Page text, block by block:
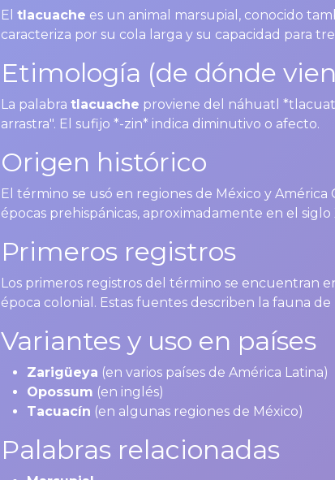
El tlacuache es un animal marsupial, conocido
caracteriza por su cola larga y su capacidad para
Etimología (de dónde
La palabra tlacuache proviene del náhuatl
arrastra". El sufijo *-zin* indica diminutivo o afecto.
Origen histórico
El término se usó en regiones de México y América
épocas prehispánicas, aproximadamente en el siglo
Primeros registros
Los primeros registros del término se encuentran
época colonial. Estas fuentes describen la fauna de
Variantes y uso en países
Zarigüeya (en varios países de América Latina)
Opossum (en inglés)
Tacuacín (en algunas regiones de México)
Palabras relacionadas